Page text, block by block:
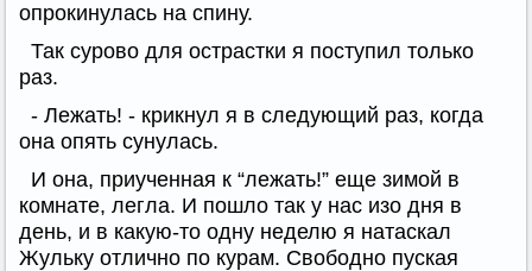
опрокинулась на спину.
Так сурово для острастки я поступил только
раз.
- Лежать! - крикнул я в следующий раз, когда
она опять сунулась.
И она, приученная к “лежать!” еще зимой в
комнате, легла. И пошло так у нас изо дня в
день, и в какую-то одну неделю я натаскал
Жульку отлично по курам. Свободно пуская